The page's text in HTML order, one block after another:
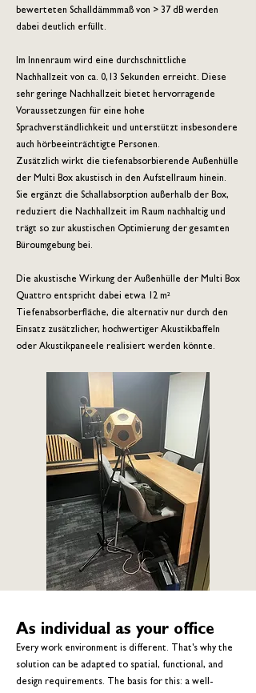
bewerteten Schalldämmmaß von > 37 dB werden
dabei deutlich erfüllt.
Im Innenraum wird eine durchschnittliche
Nachhallzeit von ca. 0,13 Sekunden erreicht. Diese
sehr geringe Nachhallzeit bietet hervorragende
Voraussetzungen für eine hohe
Sprachverständlichkeit und unterstützt insbesondere
auch hörbeeinträchtigte Personen.
Zusätzlich wirkt die tiefenabsorbierende Außenhülle
der Multi Box akustisch in den Aufstellraum hinein.
Sie ergänzt die Schallabsorption außerhalb der Box,
reduziert die Nachhallzeit im Raum nachhaltig und
trägt so zur akustischen Optimierung der gesamten
Büroumgebung bei.
Die akustische Wirkung der Außenhülle der Multi Box
Quattro entspricht dabei etwa 12 m²
Tiefenabsorberfläche, die alternativ nur durch den
Einsatz zusätzlicher, hochwertiger Akustikbaffeln
oder Akustikpaneele realisiert werden könnte.
As individual as your office
Every work environment is different. That's why the
solution can be adapted to spatial, functional, and
design requirements. The basis for this: a well-